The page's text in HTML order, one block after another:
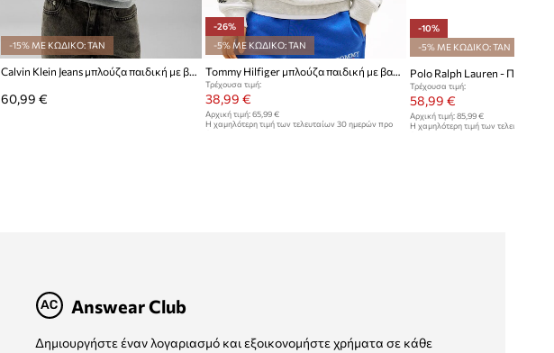
-15% ΜΕ ΚΩΔΙΚΟ: TAN
Calvin Klein Jeans μπλούζα παιδική με βαμβάκι
60,99 €
-26%
-5% ΜΕ ΚΩΔΙΚΟ: TAN
Tommy Hilfiger μπλούζα παιδική με βαμβάκι
Τρέχουσα τιμή:
38,99 €
Αρχική τιμή:65,99 €
Η χαμηλότερη τιμή των τελευταίων 30 ημερών προ
-10%
-5% ΜΕ ΚΩΔΙΚΟ: TAN
Τρέχουσα τιμή:
58,99 €
Αρχική τιμή: 85,99 €
Η χαμηλότερη τιμή των τελευταίων
Answear Club
Δημιουργήστε έναν λογαριασμό και εξοικονομήστε χρήματα σε κάθε